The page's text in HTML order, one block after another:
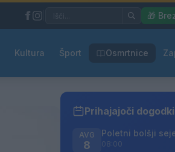
🎁
Kultura Šport Osmrtnice
Prihajajoči dogodki
AVG
8
Poletni bolšji
08:00